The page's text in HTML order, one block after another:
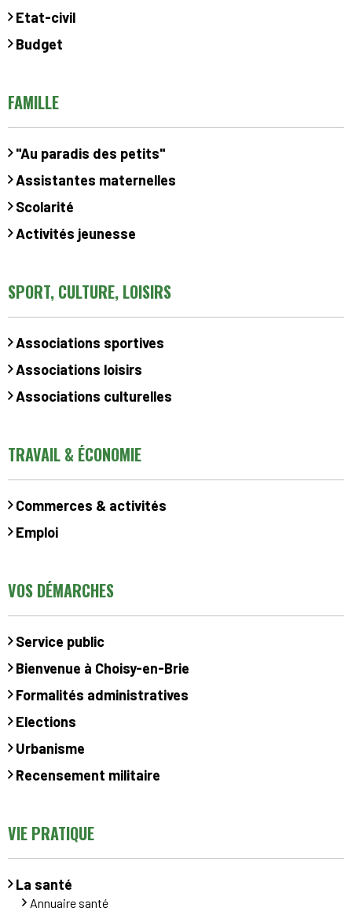
Etat-civil
Budget
FAMILLE
"Au paradis des petits"
Assistantes maternelles
Scolarité
Activités jeunesse
SPORT, CULTURE, LOISIRS
Associations sportives
Associations loisirs
Associations culturelles
TRAVAIL & ÉCONOMIE
Commerces & activités
Emploi
VOS DÉMARCHES
Service public
Bienvenue à Choisy-en-Brie
Formalités administratives
Elections
Urbanisme
Recensement militaire
VIE PRATIQUE
La santé
Annuaire santé